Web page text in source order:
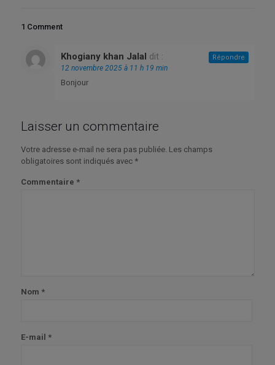
1 Comment
Khogiany khan Jalal dit :
12 novembre 2025 à 11 h 19 min
Bonjour
Répondre
Laisser un commentaire
Votre adresse e-mail ne sera pas publiée. Les champs
obligatoires sont indiqués avec *
Commentaire *
Nom *
E-mail *